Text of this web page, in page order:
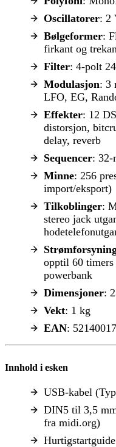
Oscillatorer: 2
Bølgeformer:
firkant og
Filter: 4-polt
Modulasjon: 3
LFO, EG,
Effekter: 12
distorsjon,
delay, reverb
Sequencer: 32-
Minne: 256
import/eksport)
Tilkoblinger:
stereo jack
opptil 60
powerbank
Dimensjoner:
Vekt: 1 kg
EAN:
Innhold i esken
USB-kabel
DIN5 til 3,5
fra midi.org)
Hurtigstartguide